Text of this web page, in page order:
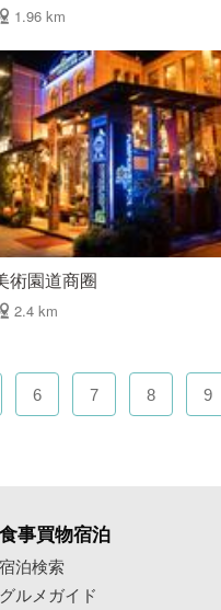
1.96 km
術園道商圈
2.4 km
6 7 8 9
食事買物宿泊
宿泊検索
グルメガイド